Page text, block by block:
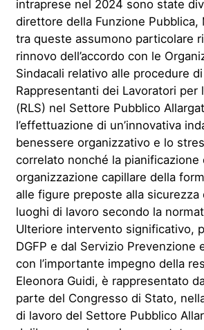
intraprese nel 2024 sono state
direttore della Funzione Pubblica,
tra queste assumono particolare
rinnovo dell’accordo con le
Sindacali relativo alle procedure
Rappresentanti dei Lavoratori per
(RLS) nel Settore Pubblico
l’effettuazione di un’innovativa
benessere organizzativo e lo
correlato nonché la pianificazione
organizzazione capillare della
alle figure preposte alla sicurezza
luoghi di lavoro secondo la
Ulteriore intervento significativo,
DGFP e dal Servizio Prevenzione
con l’importante impegno della
Eleonora Guidi, è rappresentato
parte del Congresso di Stato,
di lavoro del Settore Pubblico